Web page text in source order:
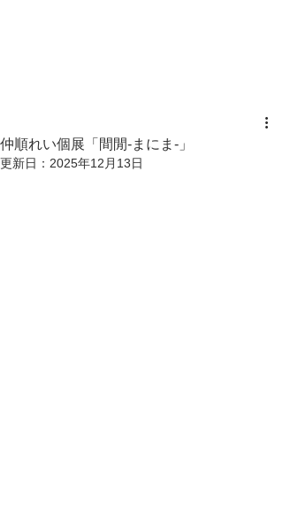
仲順れい個展「間閒-まにま-」
更新日： 2025年12月13日